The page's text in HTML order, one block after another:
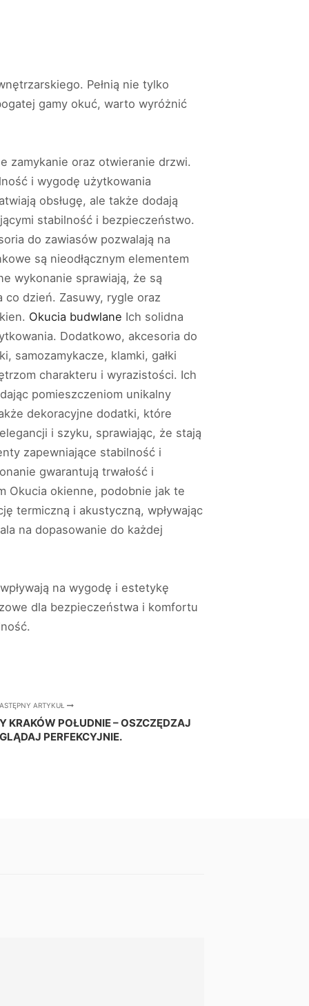
Pełnią nie tylko
gamy okuć, warto wyróżnić
zamykanie oraz otwieranie drzwi.
i wygodę użytkowania
obsługę, ale także dodają
stabilność i bezpieczeństwo.
do zawiasów pozwalają na
są nieodłącznym elementem
wykonanie sprawiają, że są
dzień. Zasuwy, rygle oraz
Okucia budwlane Ich solidna
Dodatkowo, akcesoria do
samozamykacze, klamki, gałki
charakteru i wyrazistości. Ich
pomieszczeniom unikalny
dekoracyjne dodatki, które
i szyku, sprawiając, że stają
zapewniające stabilność i
gwarantują trwałość i
Okucia okienne, podobnie jak te
termiczną i akustyczną, wpływając
na dopasowanie do każdej
na wygodę i estetykę
dla bezpieczeństwa i komfortu
ARTYKUŁ
KRAKÓW POŁUDNIE – OSZCZĘDZAJ
PERFEKCYJNIE.